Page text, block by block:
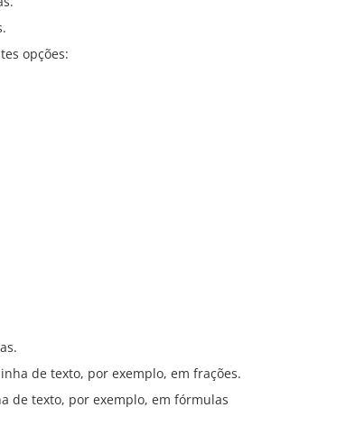
opções:
de texto, por exemplo, em frações.
de texto, por exemplo, em fórmulas